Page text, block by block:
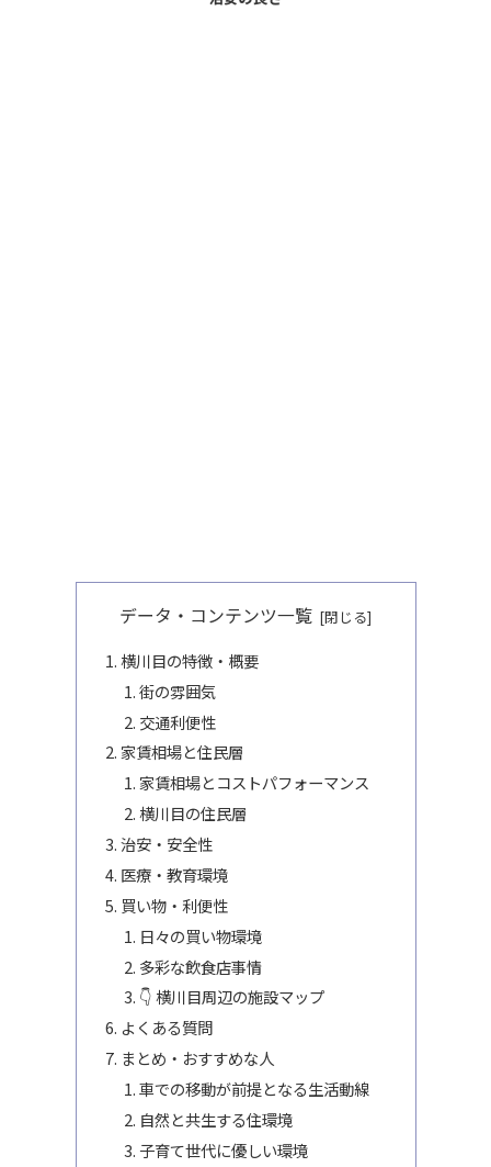
データ・コンテンツ一覧
横川目の特徴・概要
街の雰囲気
交通利便性
家賃相場と住民層
家賃相場とコストパフォーマンス
横川目の住民層
治安・安全性
医療・教育環境
買い物・利便性
日々の買い物環境
多彩な飲食店事情
👇 横川目周辺の施設マップ
よくある質問
まとめ・おすすめな人
車での移動が前提となる生活動線
自然と共生する住環境
子育て世代に優しい環境